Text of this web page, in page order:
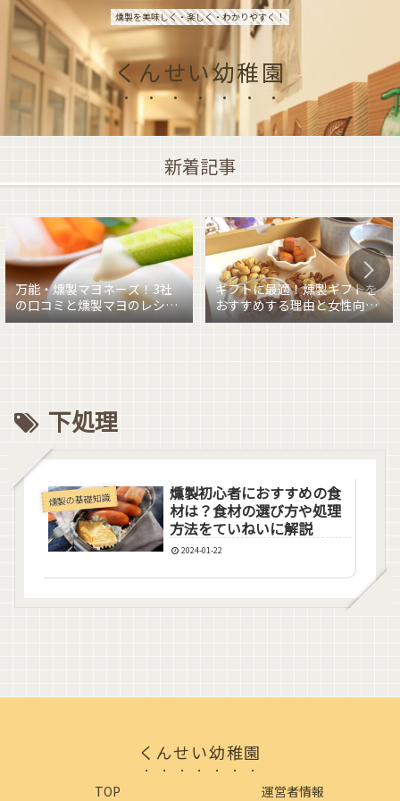
燻製を美味しく・楽しく・わかりやすく！
くんせい幼稚園
新着記事
万能・燻製マヨネーズ！3社
の口コミと燻製マヨのレシピ
を紹介
ギフトに最適！燻製ギフトを
おすすめする理由と女性向け
燻製ギフトを紹介
下処理
燻製の基礎知識
燻製初心者におすすめの食
材は？食材の選び方や処理
方法をていねいに解説
2024-01-22
くんせい幼稚園
TOP 運営者情報